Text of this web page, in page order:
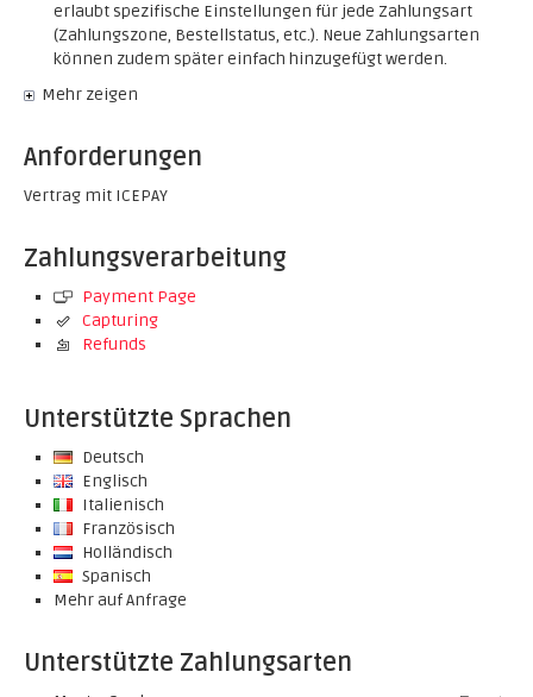
erlaubt spezifische Einstellungen für jede Zahlungsart
(Zahlungszone, Bestellstatus, etc.). Neue Zahlungsarten
können zudem später einfach hinzugefügt werden.
Mehr zeigen
Anforderungen
Vertrag mit ICEPAY
Zahlungsverarbeitung
Payment Page
Capturing
Refunds
Unterstützte Sprachen
Deutsch
Englisch
Italienisch
Französisch
Holländisch
Spanisch
Mehr auf Anfrage
Unterstützte Zahlungsarten